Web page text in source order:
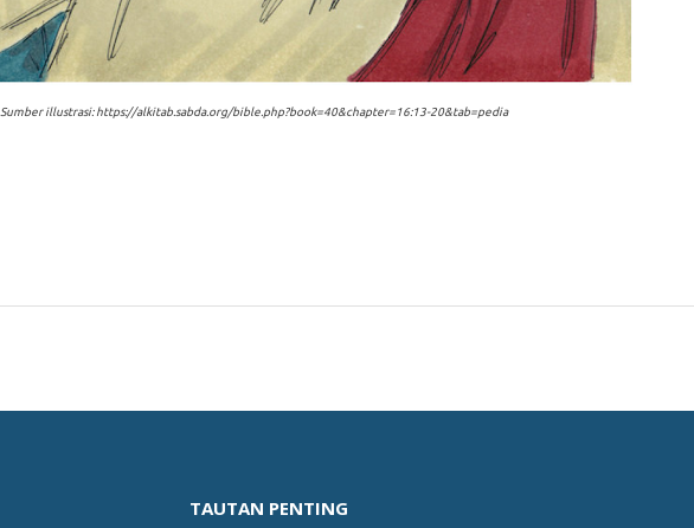
Sumber illustrasi: https://alkitab.sabda.org/bible.php?book=40&chapter=16:13-20&tab=pedia
TAUTAN PENTING